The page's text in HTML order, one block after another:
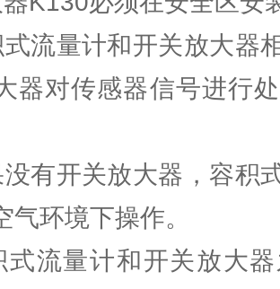
流量计和开关放大器
器对传感器信号进行
有开关放大器，容积
气环境下操作。
式流量计和开关放大